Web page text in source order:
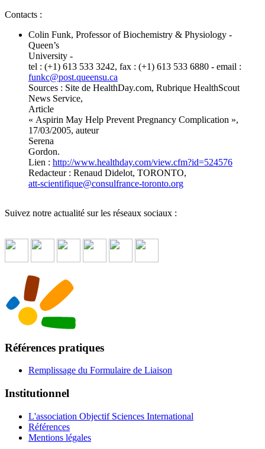
Contacts :
Colin Funk, Professor of Biochemistry & Physiology -
Queen’s
University -
tel : (+1) 613 533 3242, fax : (+1) 613 533 6880 - email :
funkc@post.queensu.ca
Sources : Site de HealthDay.com, Rubrique HealthScout
News Service,
Article
« Aspirin May Help Prevent Pregnancy Complication »,
17/03/2005, auteur
Serena
Gordon.
Lien : http://www.healthday.com/view.cfm?id=524576
Redacteur : Renaud Didelot, TORONTO,
att-scientifique@consulfrance-toronto.org
Suivez notre actualité sur les réseaux sociaux :
Références pratiques
Remplissage du Formulaire de Liaison
Institutionnel
L'association Objectif Sciences International
Références
Mentions légales